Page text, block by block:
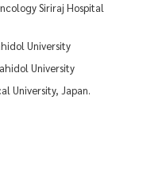
Siriraj Hospital
University
University
University, Japan.